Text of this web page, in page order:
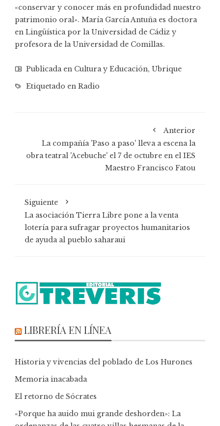
«conservar y conocer más en profundidad nuestro
patrimonio oral». María García Antuña es doctora
en Lingüística por la Universidad de Cádiz y
profesora de la Universidad de Comillas.
Publicada en Cultura y Educación, Ubrique
Etiquetado en Radio
Anterior
La compañía 'Paso a paso' lleva a escena la
obra teatral 'Acebuche' el 7 de octubre en el IES
Maestro Francisco Fatou
Siguiente
La asociación Tierra Libre pone a la venta
lotería para sufragar proyectos humanitarios
de ayuda al pueblo saharaui
LIBRERÍA EN LÍNEA
Historia y vivencias del poblado de Los Hurones
Memoria inacabada
El retorno de Sócrates
«Porque ha auido mui grande deshorden»: La